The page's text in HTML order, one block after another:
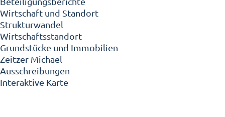
Wirtschaft und Standort
Strukturwandel
Wirtschaftsstandort
Grundstücke und Immobilien
Zeitzer Michael
Ausschreibungen
Interaktive Karte